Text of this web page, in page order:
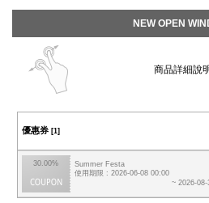
NEW OPEN
商品詳細說
優惠券 [1]
30.00%
Summer Festa
使用期限 : 2026-06-08 00:00
~ 2026-